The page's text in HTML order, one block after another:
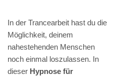
In der Trancearbeit hast du die
Möglichkeit, deinem
nahestehenden Menschen
noch einmal loszulassen. In
dieser Hypnose für